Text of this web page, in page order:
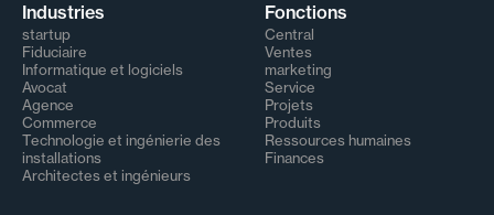
Industries
startup
Fiduciaire
Informatique et logiciels
Avocat
Agence
Commerce
Technologie et ingénierie des
installations
Architectes et ingénieurs
Fonctions
Central
Ventes
marketing
Service
Projets
Produits
Ressources humaines
Finances